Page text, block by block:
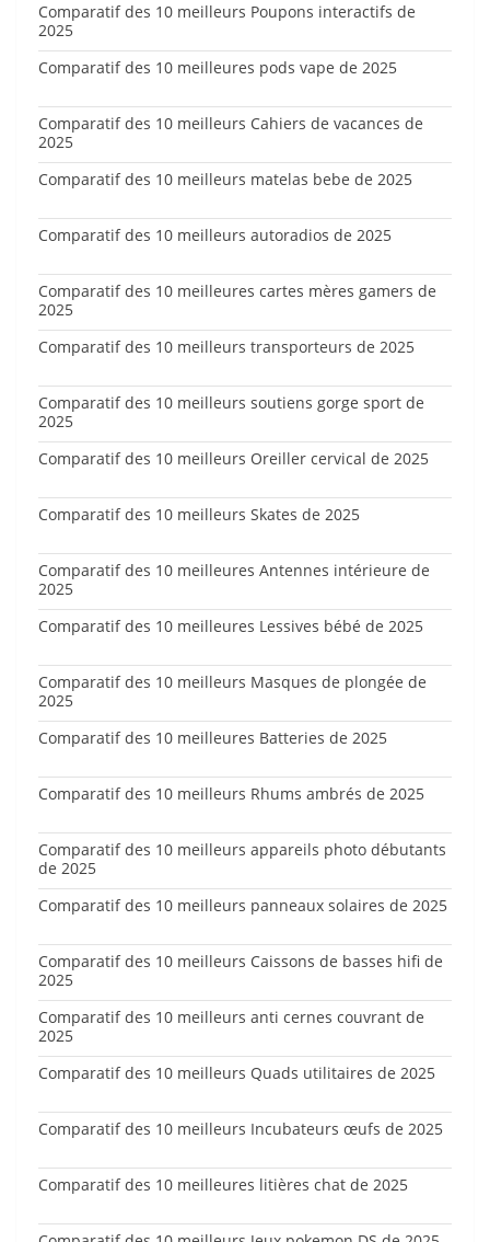
Comparatif des 10 meilleurs Poupons interactifs de
2025
Comparatif des 10 meilleures pods vape de 2025
Comparatif des 10 meilleurs Cahiers de vacances de
2025
Comparatif des 10 meilleurs matelas bebe de 2025
Comparatif des 10 meilleurs autoradios de 2025
Comparatif des 10 meilleures cartes mères gamers de
2025
Comparatif des 10 meilleurs transporteurs de 2025
Comparatif des 10 meilleurs soutiens gorge sport de
2025
Comparatif des 10 meilleurs Oreiller cervical de 2025
Comparatif des 10 meilleurs Skates de 2025
Comparatif des 10 meilleures Antennes intérieure de
2025
Comparatif des 10 meilleures Lessives bébé de 2025
Comparatif des 10 meilleurs Masques de plongée de
2025
Comparatif des 10 meilleures Batteries de 2025
Comparatif des 10 meilleurs Rhums ambrés de 2025
Comparatif des 10 meilleurs appareils photo débutants
de 2025
Comparatif des 10 meilleurs panneaux solaires de 2025
Comparatif des 10 meilleurs Caissons de basses hifi de
2025
Comparatif des 10 meilleurs anti cernes couvrant de
2025
Comparatif des 10 meilleurs Quads utilitaires de 2025
Comparatif des 10 meilleurs Incubateurs œufs de 2025
Comparatif des 10 meilleures litières chat de 2025